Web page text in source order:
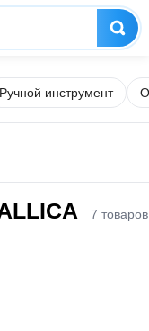
Ручной инструмент
7 товаров